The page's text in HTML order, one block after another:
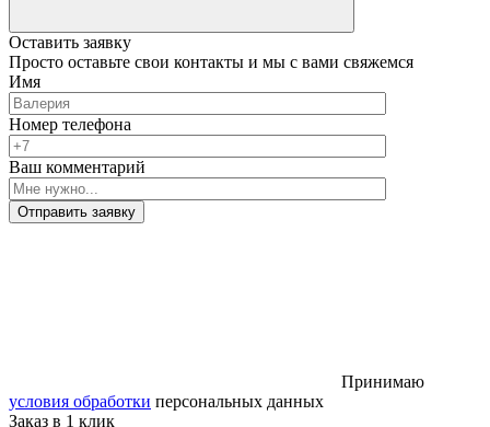
Оставить заявку
Просто оставьте свои контакты и мы с вами свяжемся
Имя
Номер телефона
Ваш комментарий
Отправить заявку
Принимаю
условия обработки персональных данных
Заказ в 1 клик